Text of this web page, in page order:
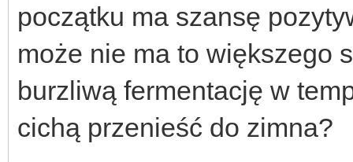
początku ma szansę
może nie ma to większego
burzliwą fermentację w
cichą przenieść do zimna?